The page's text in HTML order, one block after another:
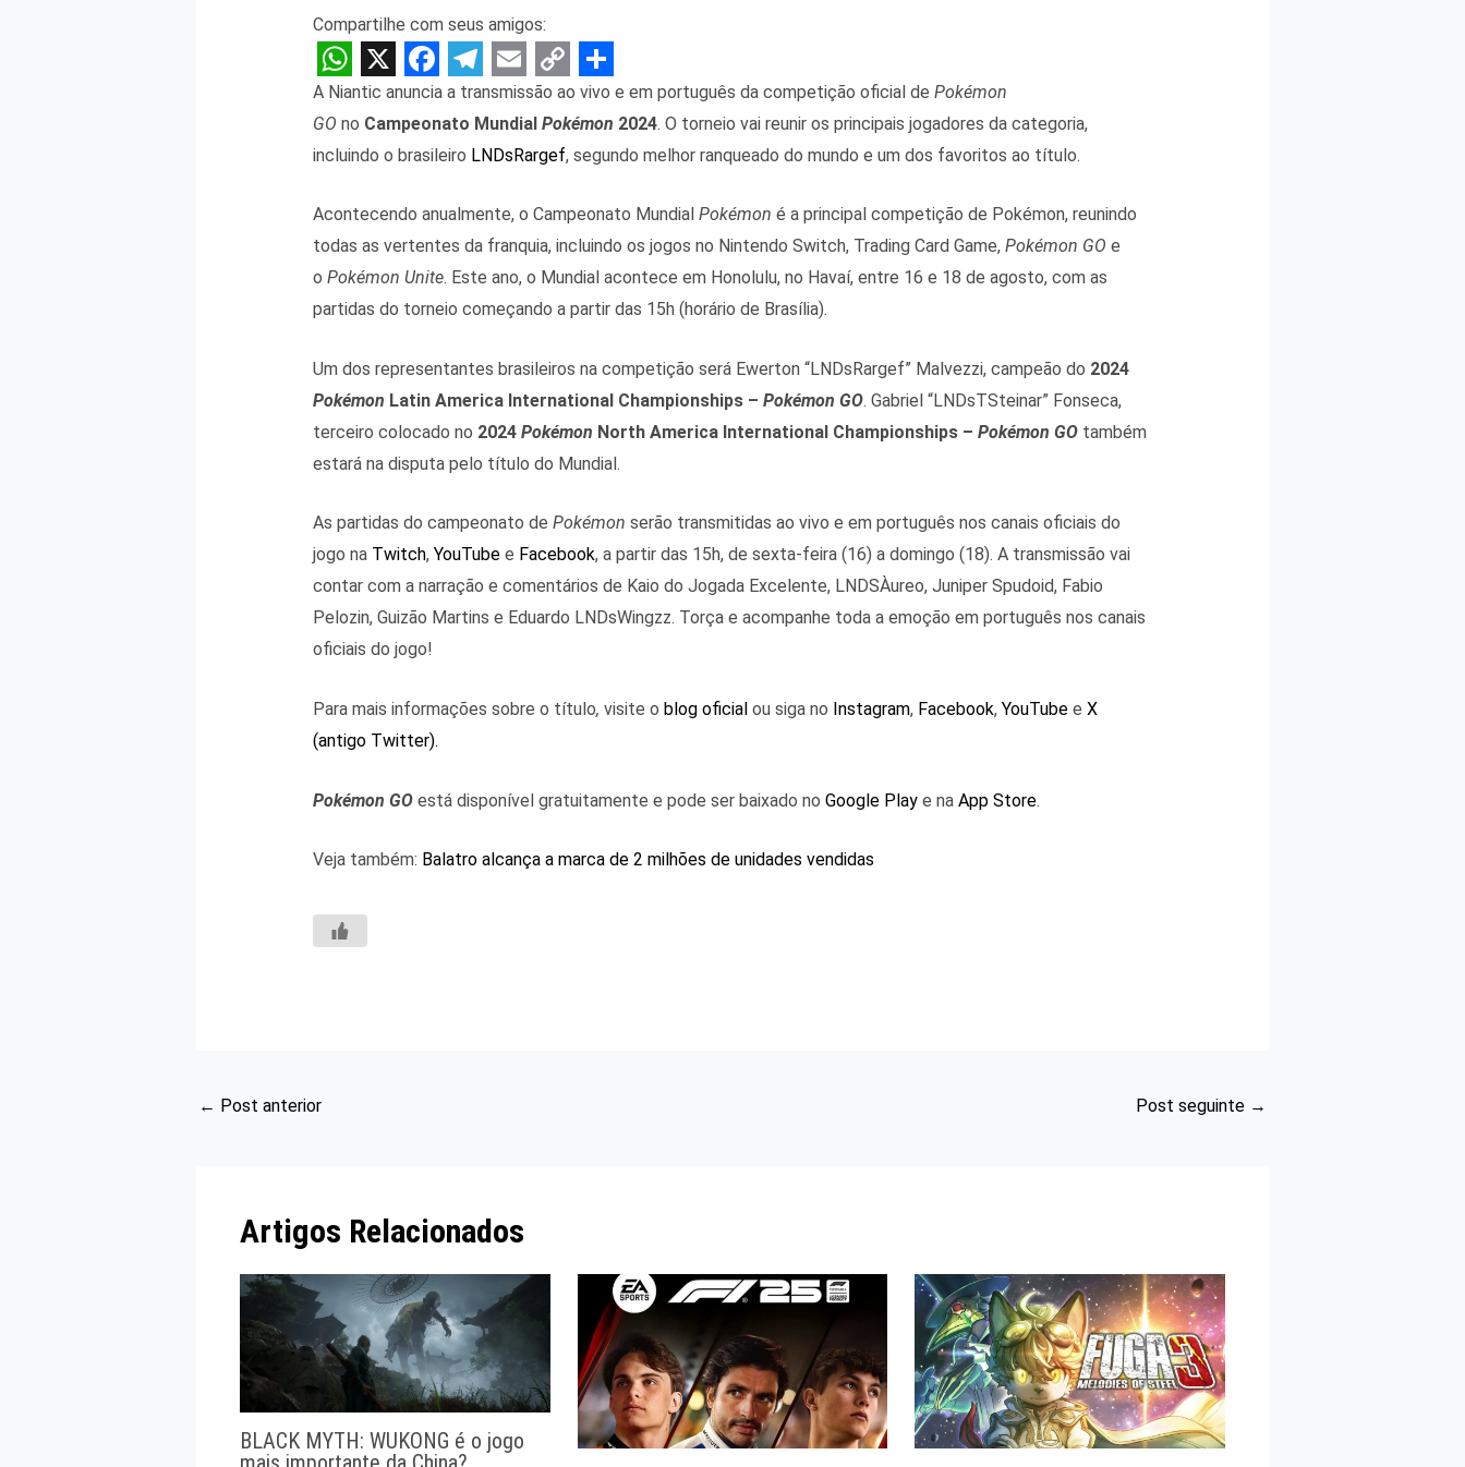
Compartilhe com seus amigos:
W
h
a
t
s
A
p
X F
a
c
e
b
o
o
T
e
l
e
g
r
a
E
m
a
i
l
C
o
p
y
L
i
n
S
h
a
e
A Niantic anuncia a transmissão ao vivo e em português da competição oficial de Pokémon
GO no Campeonato Mundial Pokémon 2024. O torneio vai reunir os principais jogadores da categoria,
incluindo o brasileiro LNDsRargef, segundo melhor ranqueado do mundo e um dos favoritos ao título.
Acontecendo anualmente, o Campeonato Mundial Pokémon é a principal competição de Pokémon, reunindo
todas as vertentes da franquia, incluindo os jogos no Nintendo Switch, Trading Card Game, Pokémon GO e
o Pokémon Unite. Este ano, o Mundial acontece em Honolulu, no Havaí, entre 16 e 18 de agosto, com as
partidas do torneio começando a partir das 15h (horário de Brasília).
Um dos representantes brasileiros na competição será Ewerton “LNDsRargef” Malvezzi, campeão do 2024
Pokémon Latin America International Championships – Pokémon GO. Gabriel “LNDsTSteinar” Fonseca,
terceiro colocado no 2024 Pokémon North America International Championships – Pokémon GOtambém
estará na disputa pelo título do Mundial.
As partidas do campeonato de Pokémon serão transmitidas ao vivo e em português nos canais oficiais do
jogo na Twitch, YouTube e Facebook, a partir das 15h, de sexta-feira (16) a domingo (18). A transmissão vai
contar com a narração e comentários de Kaio do Jogada Excelente, LNDSÀureo, Juniper Spudoid, Fabio
Pelozin, Guizão Martins e Eduardo LNDsWingzz. Torça e acompanhe toda a emoção em português nos canais
oficiais do jogo!
Para mais informações sobre o título, visite o blog oficialou siga no Instagram, Facebook, YouTube e X
(antigo Twitter).
Pokémon GOestá disponível gratuitamente e pode ser baixado no Google Playe na App Store.
Veja também: Balatro alcança a marca de 2 milhões de unidades vendidas
← Post anterior Post seguinte →
Artigos Relacionados
BLACK MYTH: WUKONG é o jogo